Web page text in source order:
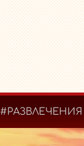
#РАЗВЛЕЧЕНИЯ